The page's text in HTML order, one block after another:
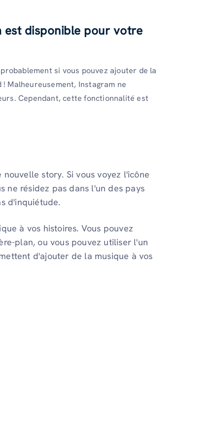
est disponible pour votre
si vous pouvez ajouter de la
Malheureusement, Instagram ne
Cependant, cette fonctionnalité est
story. Si vous voyez l'icône
ne résidez pas dans l'un des pays
d'inquiétude.
à vos histoires. Vous pouvez
plan, ou vous pouvez utiliser l'un
d'ajouter de la musique à vos